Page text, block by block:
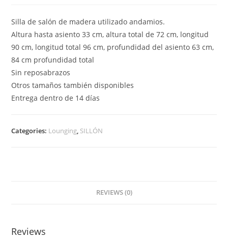
Silla de salón de madera utilizado andamios.
Altura hasta asiento 33 cm, altura total de 72 cm, longitud
90 cm, longitud total 96 cm, profundidad del asiento 63 cm,
84 cm profundidad total
Sin reposabrazos
Otros tamaños también disponibles
Entrega dentro de 14 días
Categories: Lounging, SILLÓN
REVIEWS (0)
Reviews